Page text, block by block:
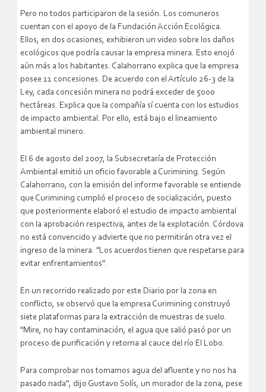
Pero no todos participaron de la sesión. Los comuneros
cuentan con el apoyo de la Fundación Acción Ecológica.
Ellos, en dos ocasiones, exhibieron un video sobre los daños
ecológicos que podría causar la empresa minera. Esto enojó
aún más a los habitantes. Calahorrano explica que la empresa
posee 11 concesiones. De acuerdo con el Artículo 26-3 de la
Ley, cada concesión minera no podrá exceder de 5000
hectáreas. Explica que la compañía sí cuenta con los estudios
de impacto ambiental. Por ello, está bajo el lineamiento
ambiental minero.
El 6 de agosto del 2007, la Subsecretaría de Protección
Ambiental emitió un oficio favorable a Curimining. Según
Calahorrano, con la emisión del informe favorable se entiende
que Curimining cumplió el proceso de socialización, puesto
que posteriormente elaboró el estudio de impacto ambiental
con la aprobación respectiva, antes de la explotación. Córdova
no está convencido y advierte que no permitirán otra vez el
ingreso de la minera. "Los acuerdos tienen que respetarse para
evitar enfrentamientos".
En un recorrido realizado por este Diario por la zona en
conflicto, se observó que la empresa Curimining construyó
siete plataformas para la extracción de muestras de suelo.
"Mire, no hay contaminación, el agua que salió pasó por un
proceso de purificación y retorna al cauce del río El Lobo.
Para comprobar nos tomamos agua del afluente y no nos ha
pasado nada", dijo Gustavo Solís, un morador de la zona, pese